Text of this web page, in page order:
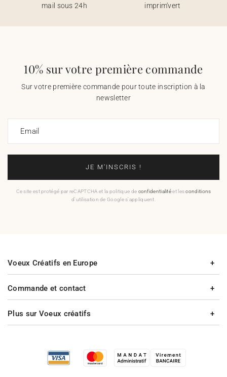
mail sous 24h
imprim'vert
10% sur votre première commande
Sur votre première commande pour toute inscription à la
newsletter
Email
JE M'INSCRIS !
Ce site est protégé par reCAPTCHA et la politique de confidentialitéet lesconditions
d'utilisation de Google s'appliquent.
Commande et contact
Plus sur Voeux créatifs
Voeux Créatifs en Europe